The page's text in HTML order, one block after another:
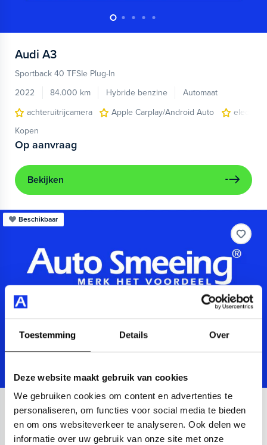
Toestemming Details Over
Deze website maakt gebruik van cookies
We gebruiken cookies om content en advertenties te
personaliseren, om functies voor social media te bieden
en om ons websiteverkeer te analyseren. Ook delen we
informatie over uw gebruik van onze site met onze
Audi A3
Sportback 40 TFSIe Plug-In
2022
84.000 km Hybride benzine
Automaat
achteruitrijcamera
Apple Carplay/Android Auto
Kopen
Op aanvraag
Bekijken
Beschikbaar
Audi A3
Sportback 40 TFSIe Advanced